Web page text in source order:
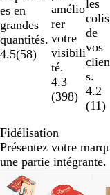
es en
grandes
quantités.
4.5(58)
amélio
rer
votre
visibili
té.
4.3
(398)
les
colis
de
vos
s.
4.2
(11)
Fidélisation
Présentez votre
une partie intégrante.
Nouvelles
Diapositives